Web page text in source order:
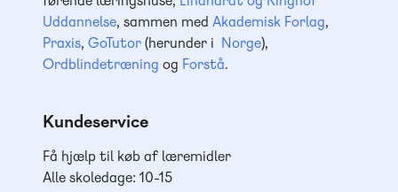
Uddannelse, sammen med Akademisk Forlag,
Praxis, GoTutor(herunder i Norge),
Ordblindetræning og Forstå.
Kundeservice
Få hjælp til køb af læremidler
Alle skoledage: 10-15